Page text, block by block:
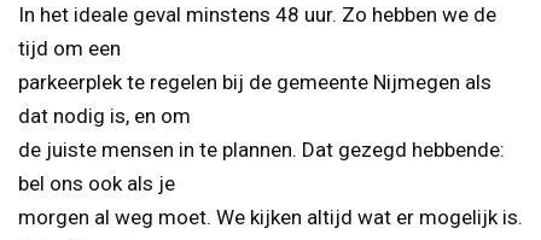
In het ideale geval minstens 48 uur. Zo hebben we de
tijd om een
parkeerplek te regelen bij de gemeente Nijmegen als
dat nodig is, en om
de juiste mensen in te plannen. Dat gezegd hebbende:
bel ons ook als je
morgen al weg moet. We kijken altijd wat er mogelijk is.